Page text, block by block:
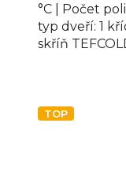
°C | Počet
typ dveří: 1
skříň
TOP